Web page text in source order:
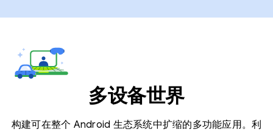
多设备世界
构建可在整个 Android 生态系统中扩缩的多功能应用。利